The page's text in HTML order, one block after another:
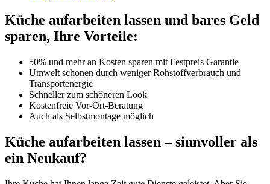
Küche aufarbeiten lassen und bares Geld
sparen, Ihre Vorteile:
50% und mehr an Kosten sparen mit Festpreis Garantie
Umwelt schonen durch weniger Rohstoffverbrauch und
Transportenergie
Schneller zum schöneren Look
Kostenfreie Vor-Ort-Beratung
Auch als Selbstmontage möglich
Küche aufarbeiten lassen – sinnvoller als
ein Neukauf?